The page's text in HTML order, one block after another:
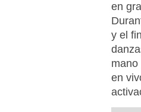
en
y el
en